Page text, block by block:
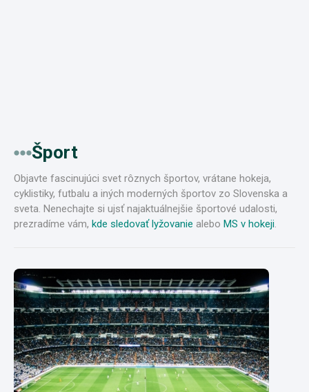
Šport
Objavte fascinujúci svet rôznych športov, vrátane hokeja,
cyklistiky, futbalu a iných moderných športov zo Slovenska a
sveta. Nenechajte si ujsť najaktuálnejšie športové udalosti,
prezradíme vám, kde sledovať lyžovanie alebo MS v hokeji.